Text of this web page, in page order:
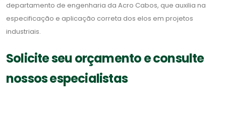
departamento de engenharia da Acro Cabos, que auxilia na
especificação e aplicação correta dos elos em projetos
industriais.
Solicite seu orçamento e consulte
nossos especialistas